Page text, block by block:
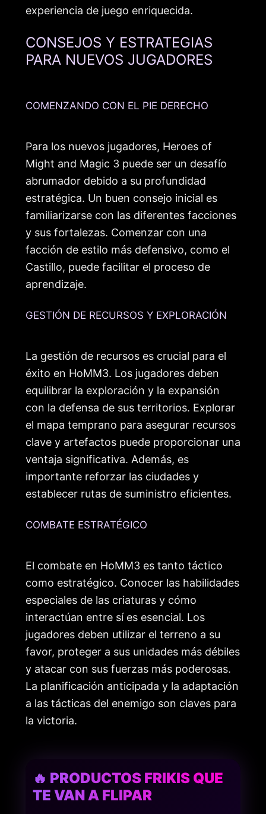
experiencia de juego enriquecida.
CONSEJOS Y ESTRATEGIAS
PARA NUEVOS JUGADORES
COMENZANDO CON EL PIE DERECHO
Para los nuevos jugadores, Heroes of
Might and Magic 3 puede ser un desafío
abrumador debido a su profundidad
estratégica. Un buen consejo inicial es
familiarizarse con las diferentes facciones
y sus fortalezas. Comenzar con una
facción de estilo más defensivo, como el
Castillo, puede facilitar el proceso de
aprendizaje.
GESTIÓN DE RECURSOS Y EXPLORACIÓN
La gestión de recursos es crucial para el
éxito en HoMM3. Los jugadores deben
equilibrar la exploración y la expansión
con la defensa de sus territorios. Explorar
el mapa temprano para asegurar recursos
clave y artefactos puede proporcionar una
ventaja significativa. Además, es
importante reforzar las ciudades y
establecer rutas de suministro eficientes.
COMBATE ESTRATÉGICO
El combate en HoMM3 es tanto táctico
como estratégico. Conocer las habilidades
especiales de las criaturas y cómo
interactúan entre sí es esencial. Los
jugadores deben utilizar el terreno a su
favor, proteger a sus unidades más débiles
y atacar con sus fuerzas más poderosas.
La planificación anticipada y la adaptación
a las tácticas del enemigo son claves para
la victoria.
🔥 PRODUCTOS FRIKIS QUE
TE VAN A FLIPAR